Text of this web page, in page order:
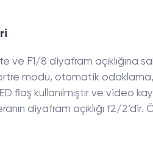
ve F1/8 diyafram
modu, otomatik
flaş kullanılmıştır ve video
diyafram açıklığı f2/2’dir.